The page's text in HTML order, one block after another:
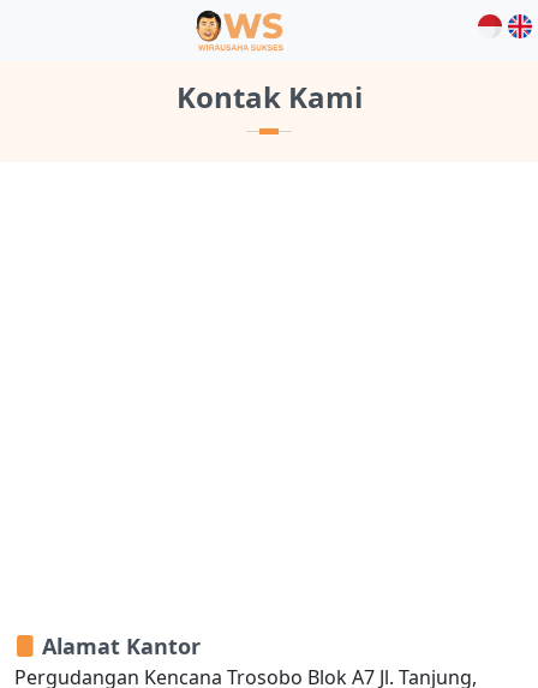
Kontak Kami
Alamat Kantor
Pergudangan Kencana Trosobo Blok A7 Jl. Tanjung,